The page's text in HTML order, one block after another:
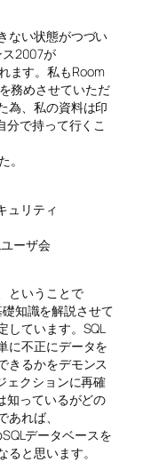
ない状態がつづい
2007が
ます。私もRoom
務めさせていただ
為、私の資料は印
分で持って行くこ
。
ュリティ
ーザ会
ということで
知識を解説させて
しています。SQL
に不正にデータを
きるかをデモンス
ェクションに再確
知っているがどの
れば、
データベースを
と思います。